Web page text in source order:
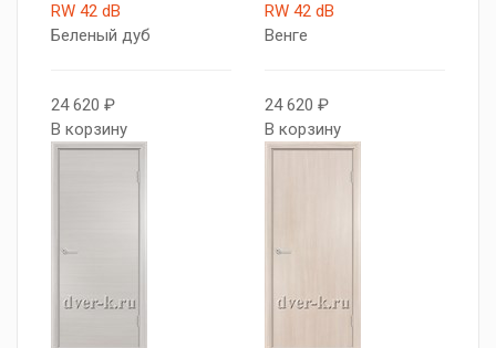
RW 42 dB
Беленый дуб
24 620 ₽
В корзину
RW 42 dB
Венге
24 620 ₽
В корзину